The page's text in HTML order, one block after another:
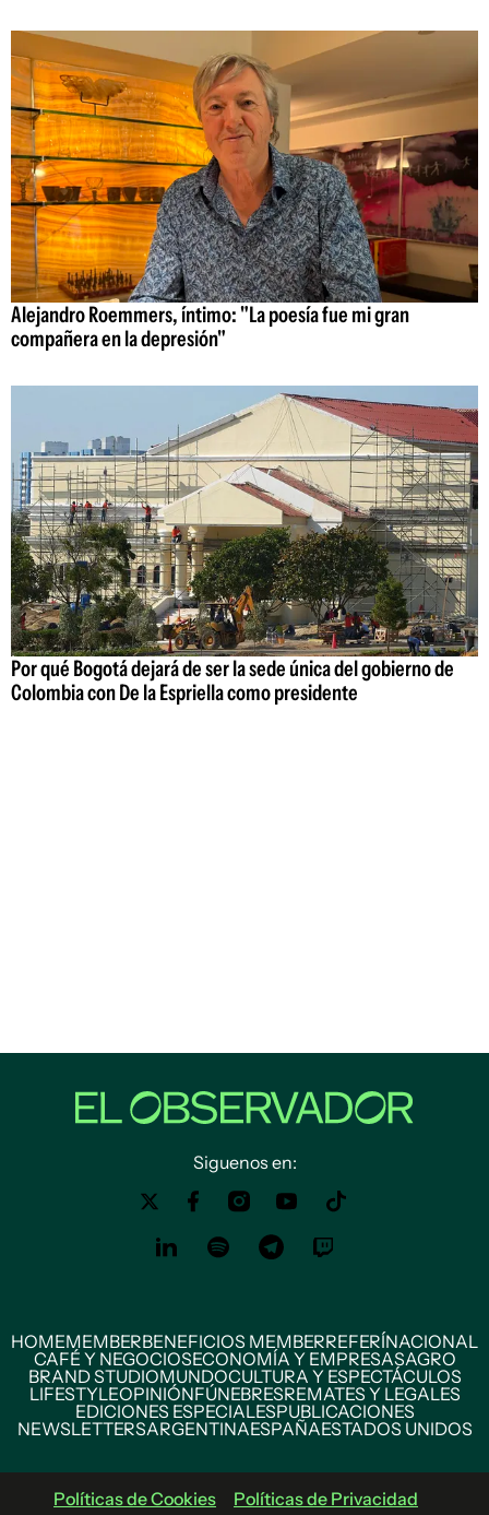
Alejandro Roemmers, íntimo: "La poesía fue mi gran
compañera en la depresión"
Por qué Bogotá dejará de ser la sede única del gobierno de
Colombia con De la Espriella como presidente
Siguenos en:
HOMEMEMBERBENEFICIOS MEMBERREFERÍNACIONAL
CAFÉ Y NEGOCIOSECONOMÍA Y EMPRESASAGRO
BRAND STUDIOMUNDOCULTURA Y ESPECTÁCULOS
LIFESTYLEOPINIÓNFÚNEBRESREMATES Y LEGALES
EDICIONES ESPECIALESPUBLICACIONES
NEWSLETTERSARGENTINAESPAÑAESTADOS UNIDOS
Políticas de Cookies Políticas de Privacidad